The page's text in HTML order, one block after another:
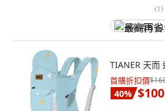
(1)
最高再省
TIANER 天而
首購折扣價
40% $100